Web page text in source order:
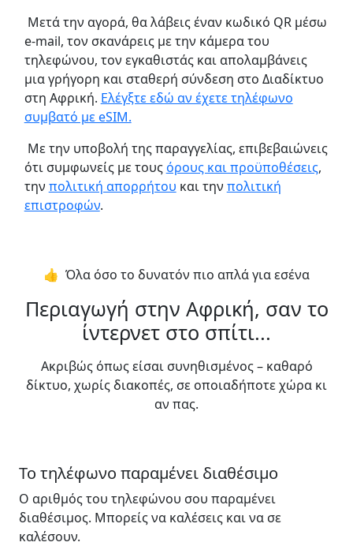
Μετά την αγορά, θα λάβεις έναν κωδικό QR μέσω
e-mail, τον σκανάρεις με την κάμερα του
τηλεφώνου, τον εγκαθιστάς και απολαμβάνεις
μια γρήγορη και σταθερή σύνδεση στο Διαδίκτυο
στη Αφρική. Ελέγξτε εδώ αν έχετε τηλέφωνο
συμβατό με eSIM.
Με την υποβολή της παραγγελίας, επιβεβαιώνεις
ότι συμφωνείς με τουςόρους και προϋποθέσεις,
την πολιτική απορρήτου και την πολιτική
επιστροφών.
👍️ Όλα όσο το δυνατόν πιο απλά για εσένα
Περιαγωγή στην Αφρική, σαν το
ίντερνετ στο σπίτι...
Ακριβώς όπως είσαι συνηθισμένος – καθαρό
δίκτυο, χωρίς διακοπές, σε οποιαδήποτε χώρα κι
αν πας.
Το τηλέφωνο παραμένει διαθέσιμο
Ο αριθμός του τηλεφώνου σου παραμένει
διαθέσιμος. Μπορείς να καλέσεις και να σε
καλέσουν.